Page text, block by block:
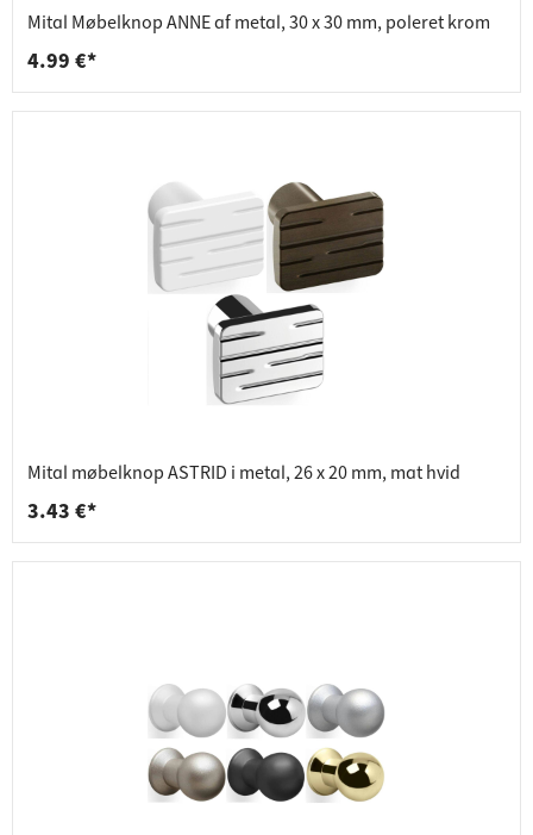
Mital Møbelknop ANNE af metal, 30 x 30 mm, poleret krom
4.99 €*
Mital møbelknop ASTRID i metal, 26 x 20 mm, mat hvid
3.43 €*